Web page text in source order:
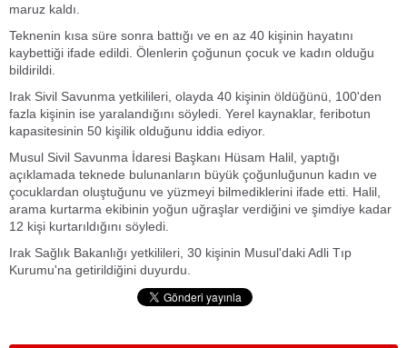
maruz kaldı.
Teknenin kısa süre sonra battığı ve en az 40 kişinin hayatını
kaybettiği ifade edildi. Ölenlerin çoğunun çocuk ve kadın olduğu
bildirildi.
Irak Sivil Savunma yetkilileri, olayda 40 kişinin öldüğünü, 100'den
fazla kişinin ise yaralandığını söyledi. Yerel kaynaklar, feribotun
kapasitesinin 50 kişilik olduğunu iddia ediyor.
Musul Sivil Savunma İdaresi Başkanı Hüsam Halil, yaptığı
açıklamada teknede bulunanların büyük çoğunluğunun kadın ve
çocuklardan oluştuğunu ve yüzmeyi bilmediklerini ifade etti. Halil,
arama kurtarma ekibinin yoğun uğraşlar verdiğini ve şimdiye kadar
12 kişi kurtarıldığını söyledi.
Irak Sağlık Bakanlığı yetkilileri, 30 kişinin Musul'daki Adli Tıp
Kurumu'na getirildiğini duyurdu.